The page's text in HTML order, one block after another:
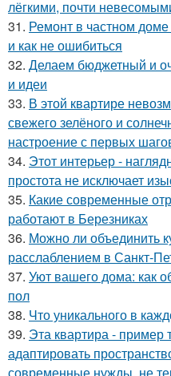
лёгкими, почти
31. Ремонт в частном
и как не ошибиться
32. Делаем бюджетный и
и идеи
33. В этой квартире
свежего зелёного и
настроение с первых
34. Этот интерьер -
простота не исключает
35. Какие современные
работают в Березниках
36. Можно ли объединить
расслаблением в Санкт-
37. Уют вашего дома: как
пол
38. Что уникального в
39. Эта квартира - пример
адаптировать